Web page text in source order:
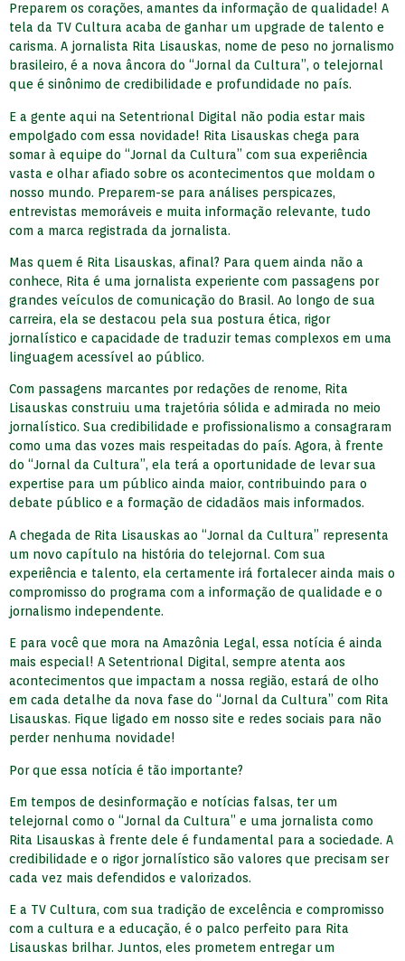
Preparem os corações, amantes da informação de qualidade! A
tela da TV Cultura acaba de ganhar um upgrade de talento e
carisma. A jornalista Rita Lisauskas, nome de peso no jornalismo
brasileiro, é a nova âncora do “Jornal da Cultura”, o telejornal
que é sinônimo de credibilidade e profundidade no país.
E a gente aqui na Setentrional Digital não podia estar mais
empolgado com essa novidade! Rita Lisauskas chega para
somar à equipe do “Jornal da Cultura” com sua experiência
vasta e olhar afiado sobre os acontecimentos que moldam o
nosso mundo. Preparem-se para análises perspicazes,
entrevistas memoráveis e muita informação relevante, tudo
com a marca registrada da jornalista.
Mas quem é Rita Lisauskas, afinal? Para quem ainda não a
conhece, Rita é uma jornalista experiente com passagens por
grandes veículos de comunicação do Brasil. Ao longo de sua
carreira, ela se destacou pela sua postura ética, rigor
jornalístico e capacidade de traduzir temas complexos em uma
linguagem acessível ao público.
Com passagens marcantes por redações de renome, Rita
Lisauskas construiu uma trajetória sólida e admirada no meio
jornalístico. Sua credibilidade e profissionalismo a consagraram
como uma das vozes mais respeitadas do país. Agora, à frente
do “Jornal da Cultura”, ela terá a oportunidade de levar sua
expertise para um público ainda maior, contribuindo para o
debate público e a formação de cidadãos mais informados.
A chegada de Rita Lisauskas ao “Jornal da Cultura” representa
um novo capítulo na história do telejornal. Com sua
experiência e talento, ela certamente irá fortalecer ainda mais o
compromisso do programa com a informação de qualidade e o
jornalismo independente.
E para você que mora na Amazônia Legal, essa notícia é ainda
mais especial! A Setentrional Digital, sempre atenta aos
acontecimentos que impactam a nossa região, estará de olho
em cada detalhe da nova fase do “Jornal da Cultura” com Rita
Lisauskas. Fique ligado em nosso site e redes sociais para não
perder nenhuma novidade!
Por que essa notícia é tão importante?
Em tempos de desinformação e notícias falsas, ter um
telejornal como o “Jornal da Cultura” e uma jornalista como
Rita Lisauskas à frente dele é fundamental para a sociedade. A
credibilidade e o rigor jornalístico são valores que precisam ser
cada vez mais defendidos e valorizados.
E a TV Cultura, com sua tradição de excelência e compromisso
com a cultura e a educação, é o palco perfeito para Rita
Lisauskas brilhar. Juntos, eles prometem entregar um